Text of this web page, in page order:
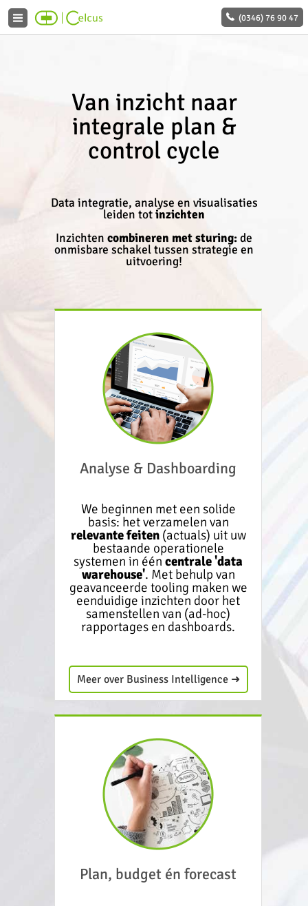
(0346) 76 90 47
Van inzicht naar
integrale plan &
control cycle
Data integratie, analyse en visualisaties
leiden totinzichten
Inzichten combineren met sturing:de
onmisbare schakel tussen strategie en
uitvoering!
Analyse & Dashboarding
We beginnen met een solide
basis: het verzamelen van
relevante feiten(actuals) uit uw
bestaande operationele
systemen in één centrale 'data
warehouse'. Met behulp van
geavanceerde tooling maken we
eenduidige inzichten door het
samenstellen van (ad-hoc)
rapportages en dashboards.
Meer over Business Intelligence ➜
Plan, budget én forecast